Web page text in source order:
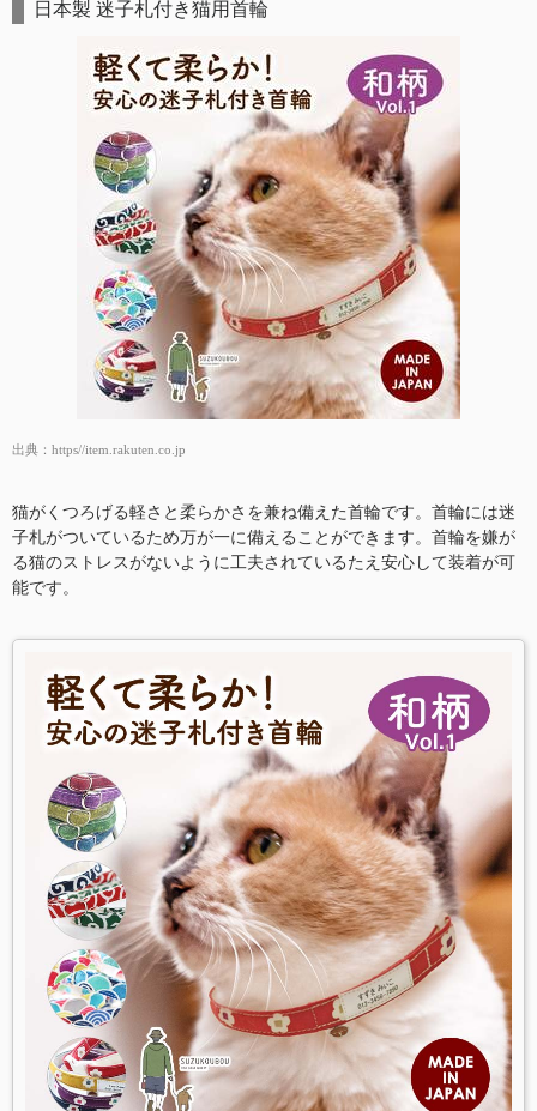
日本製 迷子札付き猫用首輪
出典： https//item.rakuten.co.jp
猫がくつろげる軽さと柔らかさを兼ね備えた首輪です。首輪には迷
子札がついているため万が一に備えることができます。首輪を嫌が
る猫のストレスがないように工夫されているたえ安心して装着が可
能です。